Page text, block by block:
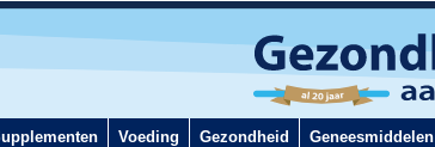
Voeding Gezondheid Geneesmiddelen